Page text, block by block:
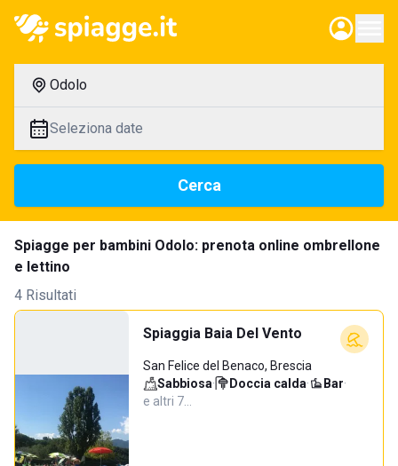
Odolo
Seleziona date
Cerca
Spiagge per bambini Odolo: prenota online ombrellone
e lettino
4 Risultati
Spiaggia Baia Del Vento
San Felice del Benaco, Brescia
Sabbiosa· Doccia calda· Bar·
e altri 7…